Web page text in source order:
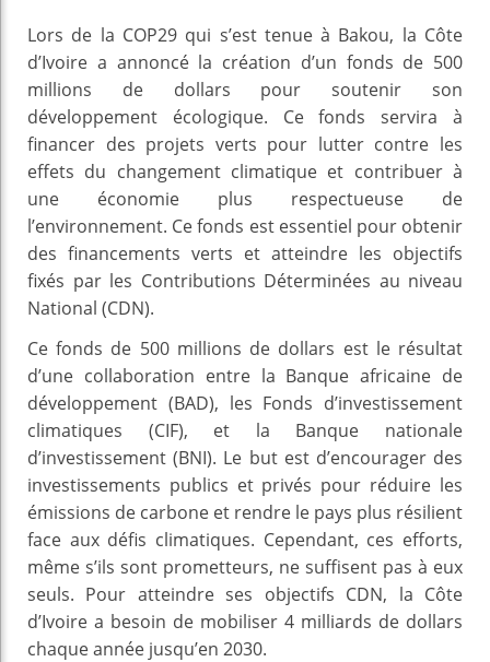
Lors de la COP29 qui s’est tenue à Bakou, la Côte
d’Ivoire a annoncé la création d’un fonds de 500
millions de dollars pour soutenir son
développement écologique. Ce fonds servira à
financer des projets verts pour lutter contre les
effets du changement climatique et contribuer à
une économie plus respectueuse de
l’environnement. Ce fonds est essentiel pour obtenir
des financements verts et atteindre les objectifs
fixés par les Contributions Déterminées au niveau
National (CDN).
Ce fonds de 500 millions de dollars est le résultat
d’une collaboration entre la Banque africaine de
développement (BAD), les Fonds d’investissement
climatiques (CIF), et la Banque nationale
d’investissement (BNI). Le but est d’encourager des
investissements publics et privés pour réduire les
émissions de carbone et rendre le pays plus résilient
face aux défis climatiques. Cependant, ces efforts,
même s’ils sont prometteurs, ne suffisent pas à eux
seuls. Pour atteindre ses objectifs CDN, la Côte
d’Ivoire a besoin de mobiliser 4 milliards de dollars
chaque année jusqu’en 2030.